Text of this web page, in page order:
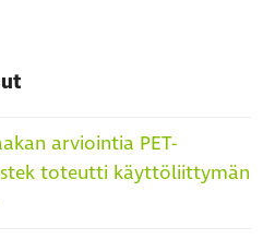
arviointia PET-
toteutti käyttöliittymän